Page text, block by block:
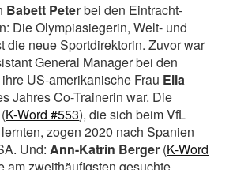
Babett Peterbei den Eintracht-
Die Olympiasiegerin, Welt- und
die neue Sportdirektorin. Zuvor war
General Manager bei den
US-amerikanische Frau Ella
Jahres Co-Trainerin war. Die
K-Word #553), die sich beim VfL
zogen 2020 nach Spanien
Und:Ann-Katrin Berger (K-Word